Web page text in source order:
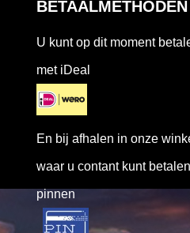
BETAALMETHODEN
U kunt op dit moment
met iDeal
En bij afhalen in onze
waar u contant kunt
pinnen